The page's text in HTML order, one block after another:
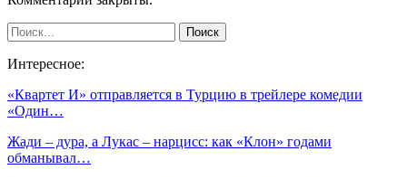
Интересное:
«Квартет И» отправляется в Турцию в трейлере комедии
«Один…
Жади – дура, а Лукас – нарцисс: как «Клон» годами
обманывал…